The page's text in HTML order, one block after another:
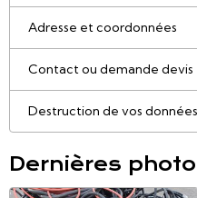
Adresse et coordonnées
Contact ou demande devis
Destruction de vos données
Dernières